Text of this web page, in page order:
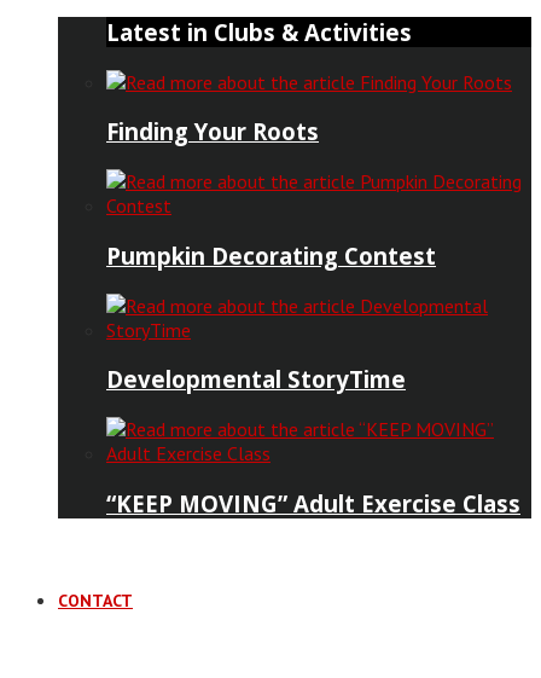
Latest in Clubs & Activities
Finding Your Roots
Pumpkin Decorating Contest
Developmental StoryTime
“KEEP MOVING” Adult Exercise Class
CONTACT